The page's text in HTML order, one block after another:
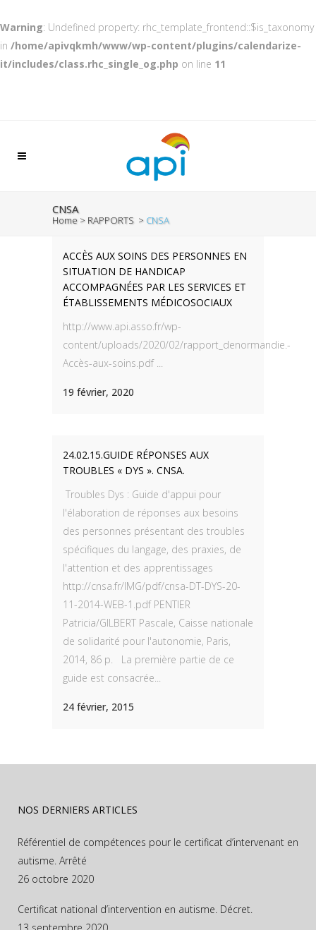
Warning: Undefined property: rhc_template_frontend::$is_taxonomy
in /home/apivqkmh/www/wp-content/plugins/calendarize-
it/includes/class.rhc_single_og.php on line 11
CNSA
Home > RAPPORTS > CNSA
ACCÈS AUX SOINS DES PERSONNES EN
SITUATION DE HANDICAP
ACCOMPAGNÉES PAR LES SERVICES ET
ÉTABLISSEMENTS MÉDICOSOCIAUX
http://www.api.asso.fr/wp-
content/uploads/2020/02/rapport_denormandie.-
Accès-aux-soins.pdf ...
19 février, 2020
24.02.15.GUIDE RÉPONSES AUX
TROUBLES « DYS ». CNSA.
Troubles Dys : Guide d'appui pour
l'élaboration de réponses aux besoins
des personnes présentant des troubles
spécifiques du langage, des praxies, de
l'attention et des apprentissages
http://cnsa.fr/IMG/pdf/cnsa-DT-DYS-20-
11-2014-WEB-1.pdf PENTIER
Patricia/GILBERT Pascale, Caisse nationale
de solidarité pour l'autonomie, Paris,
2014, 86 p. La première partie de ce
guide est consacrée...
24 février, 2015
NOS DERNIERS ARTICLES
Référentiel de compétences pour le certificat d’intervenant en
autisme. Arrêté
26 octobre 2020
Certificat national d’intervention en autisme. Décret.